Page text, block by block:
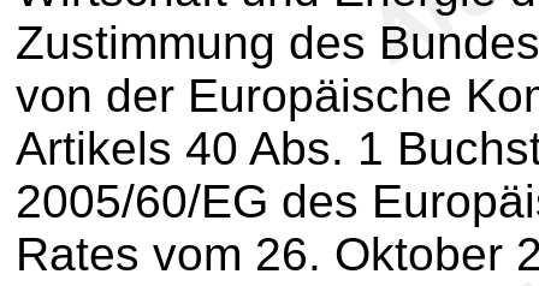
Zustimmung des
von der Europäische
Artikels 40 Abs. 1
2005/60/EG des
Rates vom 26. Oktober